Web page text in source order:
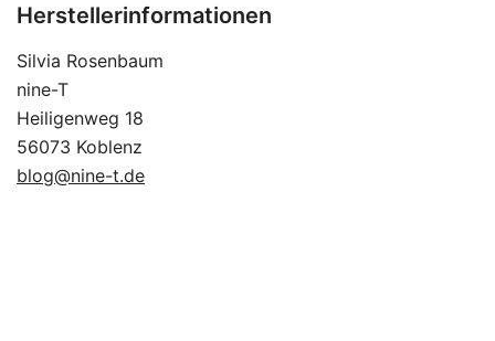
Herstellerinformationen
Silvia Rosenbaum
nine-T
Heiligenweg 18
56073 Koblenz
blog@nine-t.de